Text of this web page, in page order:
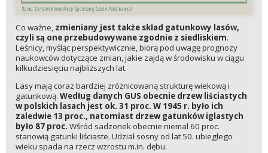
Co ważne, zmieniany jest także skład gatunkowy lasów,
czyli są one przebudowywane zgodnie z siedliskiem.
Leśnicy, myśląc perspektywicznie, biorą pod uwagę prognozy
naukowców dotyczące zmian, jakie zajdą w środowisku w ciągu
kilkudziesięciu najbliższych lat.
Lasy mają coraz bardziej zróżnicowaną strukturę wiekową i
gatunkową. Według danych GUS obecnie drzew liściastych
w polskich lasach jest ok. 31 proc. W 1945 r. było ich
zaledwie 13 proc., natomiast drzew gatunków iglastych
było 87 proc. Wśród sadzonek obecnie niemal 60 proc.
stanowią gatunki liściaste. Udział sosny od lat 50. ubiegłego
wieku spada na rzecz wzrostu m.in. dębu.